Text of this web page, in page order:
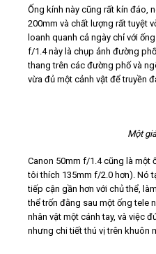
Ống kính này cũng rất kín đáo,
200mm và chất lượng rất tuyệt
loanh quanh cả ngày chỉ với
f/1.4 này là chụp ảnh đường
thang trên các đường phố và
vừa đủ một cảnh vật để truyền
Một
Canon 50mm f/1.4 cũng là một
tôi thích 135mm f/2.0 hơn). Nó
tiếp cận gần hơn với chủ thể,
thể trốn đằng sau một ống tele
nhân vật một cánh tay, và việc
nhưng chi tiết thú vị trên khuôn